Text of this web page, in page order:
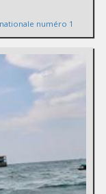
numéro 1